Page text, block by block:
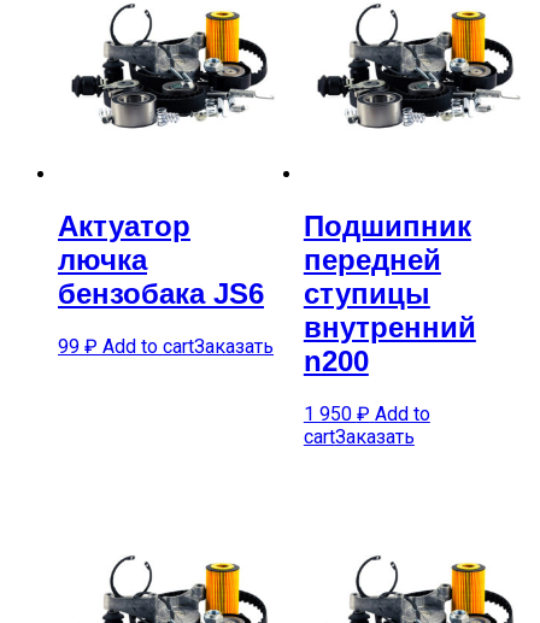
Актуатор
лючка
бензобака JS6
99 ₽ Add to cartЗаказать
Подшипник
передней
ступицы
внутренний
n200
1 950 ₽ Add to
cartЗаказать